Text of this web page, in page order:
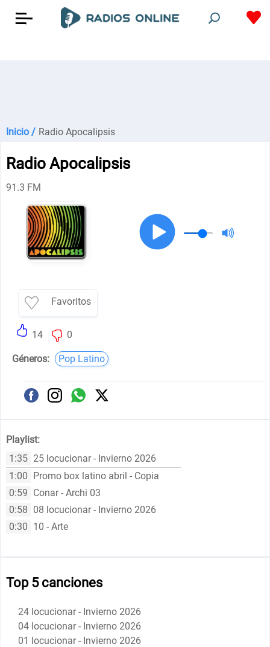
Inicio / Radio Apocalipsis
Radio Apocalipsis
91.3 FM
Favoritos
14 0
Géneros: Pop Latino
Playlist:
1:35 25 locucionar - Invierno 2026
1:00 Promo box latino abril - Copia
0:59 Conar - Archi 03
0:58 08 locucionar - Invierno 2026
0:30 10 - Arte
Top 5 canciones
24 locucionar - Invierno 2026
04 locucionar - Invierno 2026
01 locucionar - Invierno 2026